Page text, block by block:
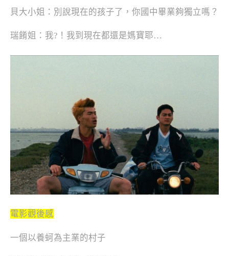
貝大小姐：別說現在的孩子了，你國中畢業夠獨立嗎？
瑞餚姐：我?！我到現在都還是媽寶耶…
電影觀後感
一個以養蚵為主業的村子